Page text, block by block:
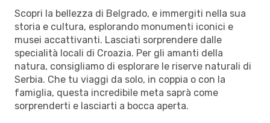
Scopri la bellezza di Belgrado, e immergiti nella sua
storia e cultura, esplorando monumenti iconici e
musei accattivanti. Lasciati sorprendere dalle
specialità locali di Croazia. Per gli amanti della
natura, consigliamo di esplorare le riserve naturali di
Serbia. Che tu viaggi da solo, in coppia o con la
famiglia, questa incredibile meta saprà come
sorprenderti e lasciarti a bocca aperta.